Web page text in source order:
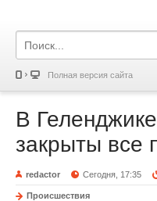
Полная версия сайта
В
закрыты все
redactor Сегодня, 17:35
Происшествия